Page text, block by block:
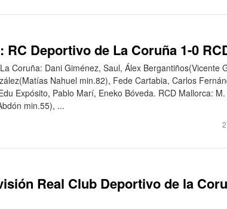
RC Deportivo de La Coruña 1-0
Coruña: Dani Giménez, Saul, Álex Bergantiños(Vicente
Nahuel min.82), Fede Cartabia, Carlos
Expósito, Pablo Marí, Eneko Bóveda. RCD Mallorca:
min.55), ...
Real Club Deportivo de la